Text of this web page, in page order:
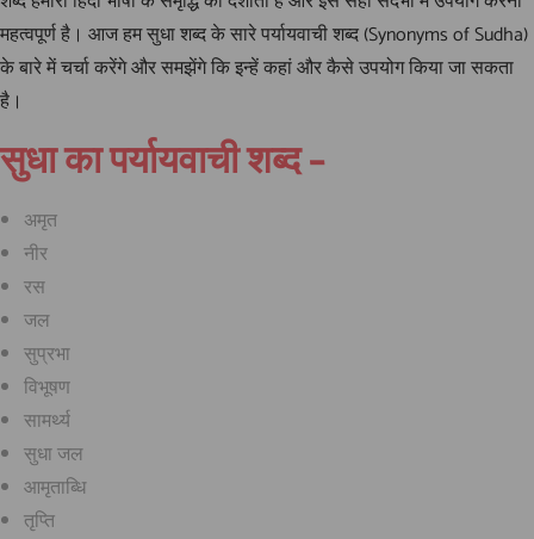
महत्वपूर्ण है। आज हम सुधा शब्द के सारे पर्यायवाची शब्द (Synonyms of Sudha)
के बारे में चर्चा करेंगे और समझेंगे कि इन्हें कहां और कैसे उपयोग किया जा सकता
है।
सुधा का पर्यायवाची शब्द –
अमृत
नीर
रस
जल
सुप्रभा
विभूषण
सामर्थ्य
सुधा जल
आमृताब्धि
तृप्ति